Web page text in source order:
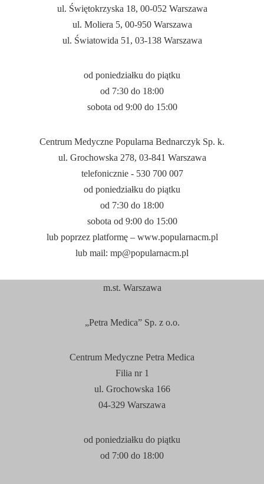
ul. Świętokrzyska 18, 00-052 Warszawa
ul. Moliera 5, 00-950 Warszawa
ul. Światowida 51, 03-138 Warszawa
od poniedziałku do piątku
od 7:30 do 18:00
sobota od 9:00do 15:00
Centrum Medyczne Popularna Bednarczyk Sp. k.
ul. Grochowska 278, 03-841 Warszawa
telefonicznie - 530 700 007
od poniedziałku do piątku
od 7:30 do 18:00
sobota od 9:00do 15:00
lub poprzez platformę – www.popularnacm.pl
lub mail: mp@popularnacm.pl
m.st. Warszawa
„Petra Medica” Sp. z o.o.
Centrum Medyczne Petra Medica
Filia nr 1
ul. Grochowska 166
04-329 Warszawa
od poniedziałku do piątku
od 7:00 do 18:00